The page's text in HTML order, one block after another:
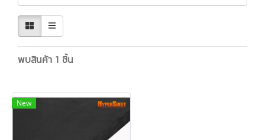
พบสินค้า 1 ชิ้น
New